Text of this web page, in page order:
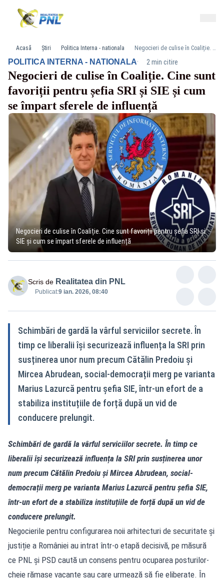
Acasă Știri Politica Interna - nationala Negocieri de culise în Coaliție. Cine sunt favoriții pentru șefia SRI și SIE și cum se împart sferele de influență
POLITICA INTERNA - NATIONALA· 2 min citire
Negocieri de culise în Coaliție. Cine sunt
favoriții pentru șefia SRI și SIE și cum
se împart sferele de influență
Negocieri de culise în Coaliție. Cine sunt favoriții pentru șefia SRI și
SIE și cum se împart sferele de influență
Scris de Realitatea din PNL
Publicat:9 ian. 2026, 08:40
Schimbări de gardă la vârful serviciilor secrete. În
timp ce liberalii își securizează influența la SRI prin
susținerea unor num precum Cătălin Predoiu și
Mircea Abrudean, social-democrații merg pe varianta
Marius Lazurcă pentru șefia SIE, într-un efort de a
stabiliza instituțiile de forță după un vid de
conducere prelungit.
Schimbări de gardă la vârful serviciilor secrete. În timp ce
liberalii își securizează influența la SRI prin susținerea unor
num precum Cătălin Predoiu și Mircea Abrudean, social-
democrații merg pe varianta Marius Lazurcă pentru șefia SIE,
într-un efort de a stabiliza instituțiile de forță după un vid de
conducere prelungit.
Negocierile pentru configurarea noii arhitecturi de securitate și
justiție a României au intrat într-o etapă decisivă, pe măsură
ce PNL și PSD caută un consens pentru ocuparea posturilor-
cheie rămase vacante sau care urmează să fie eliberate. În